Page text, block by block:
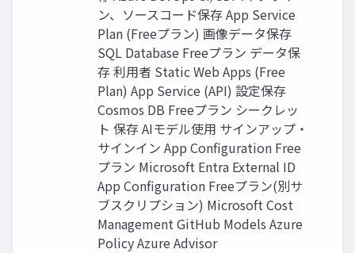
ン、ソースコード保存 App Service
Plan (Freeプラン) 画像データ保存
SQL Database Freeプラン データ保
存 利用者 Static Web Apps (Free
Plan) App Service (API) 設定保存
Cosmos DB Freeプラン シークレッ
ト 保存 AIモデル使用 サインアップ・
サインイン App Configuration Free
プラン Microsoft Entra External ID
App Configuration Freeプラン(別サ
ブスクリプション) Microsoft Cost
Management GitHub Models Azure
Policy Azure Advisor